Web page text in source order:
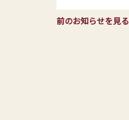
前のお知らせを見る